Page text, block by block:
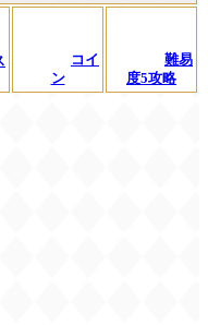
コイ
ン
難易
度5攻略